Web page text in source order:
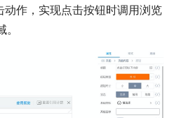
作，实现点击按钮时调用浏览